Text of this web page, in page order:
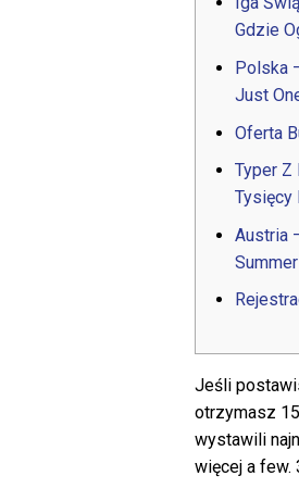
Gdzie
Polska
Just
Oferta
Typer Z
Tysięcy
Austria
Summer
Jeśli
otrzymasz
wystawili
więcej a few.